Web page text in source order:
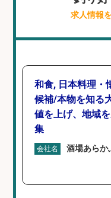
求人情報
和食, 日本料理・
候補/本物を知る
値を上げ、地域
集
会社名 酒場あらか